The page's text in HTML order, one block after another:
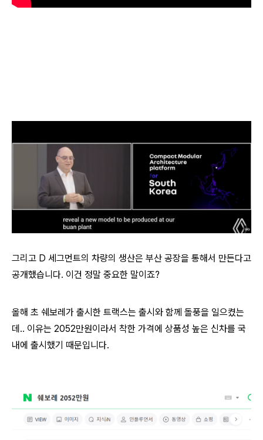
그리고 D 세그먼트의 차량의 생산은 부산 공장을 통해서 만든다고
공개했습니다. 이건 정말 중요한 말이죠?
올해 초 쉐보레가 출시한 트랙스는 출시와 함께 돌풍을 일으켰는
데.. 이유는 2052만원이라서 착한 가격에 상품성 높은 신차를 국
내에 출시했기 때문입니다.